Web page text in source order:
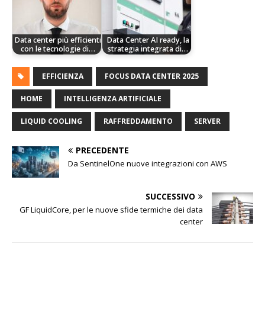
Data center più efficienti
con le tecnologie di…
Data Center AI ready, la
strategia integrata di…
EFFICIENZA FOCUS DATA CENTER 2025
HOME INTELLIGENZA ARTIFICIALE
LIQUID COOLING RAFFREDDAMENTO SERVER
PRECEDENTE
Da SentinelOne nuove integrazioni con AWS
SUCCESSIVO
GF LiquidCore, per le nuove sfide termiche dei data
center